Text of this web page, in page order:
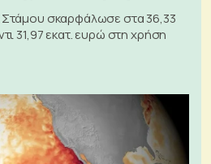
σκαρφάλωσε στα 36,33
31,97 εκατ. ευρώ στη χρήση